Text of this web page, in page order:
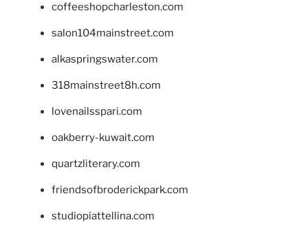
coffeeshopcharleston.com
salon104mainstreet.com
alkaspringswater.com
318mainstreet8h.com
lovenailsspari.com
oakberry-kuwait.com
quartzliterary.com
friendsofbroderickpark.com
studiopiattellina.com